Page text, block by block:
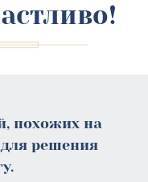
похожих на
решения